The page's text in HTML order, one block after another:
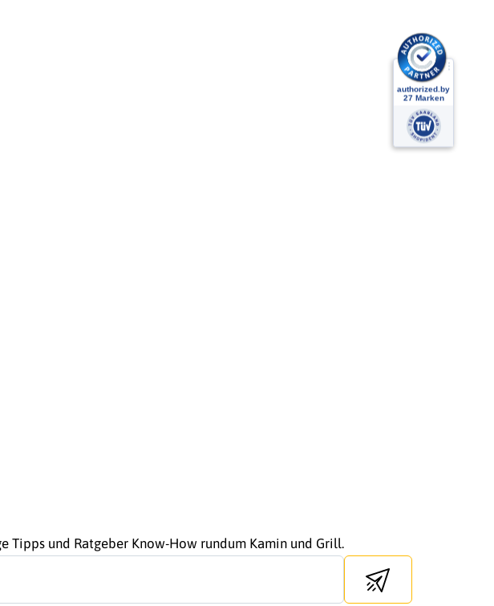
und Ratgeber Know-How rundum Kamin und Grill.
Send newsletter